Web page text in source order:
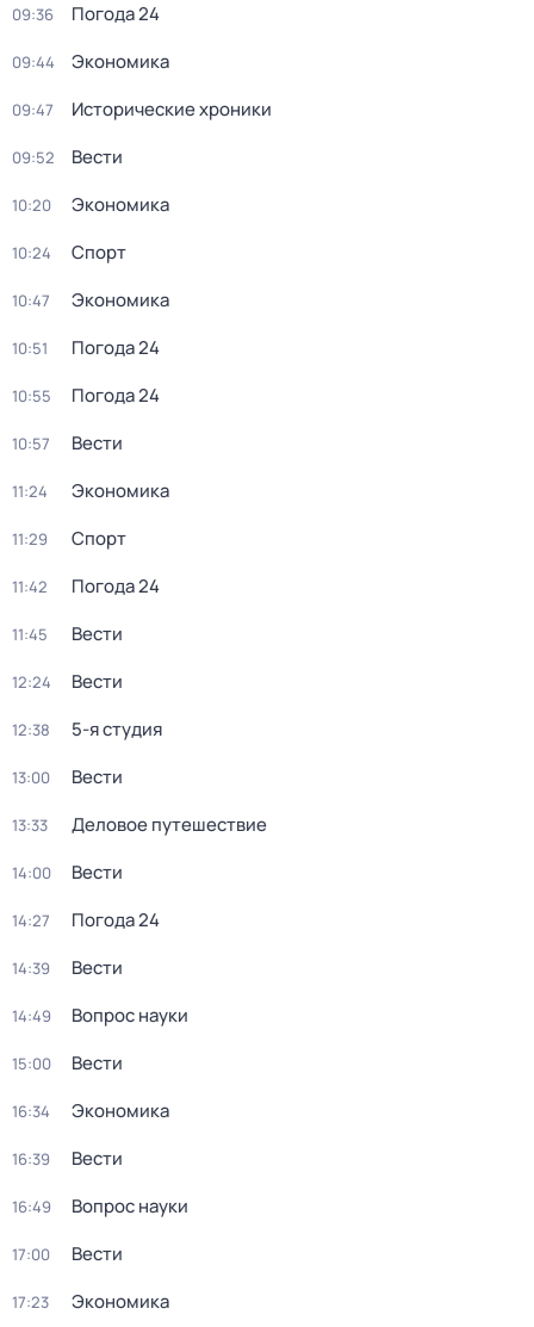
09:36 Погода 24
09:44 Экономика
09:47 Исторические хроники
09:52 Вести
10:20 Экономика
10:24 Спорт
10:47 Экономика
10:51 Погода 24
10:55 Погода 24
10:57 Вести
11:24 Экономика
11:29 Спорт
11:42 Погода 24
11:45 Вести
12:24 Вести
12:38 5-я студия
13:00 Вести
13:33 Деловое путешествие
14:00 Вести
14:27 Погода 24
14:39 Вести
14:49 Вопрос науки
15:00 Вести
16:34 Экономика
16:39 Вести
16:49 Вопрос науки
17:00 Вести
17:23 Экономика